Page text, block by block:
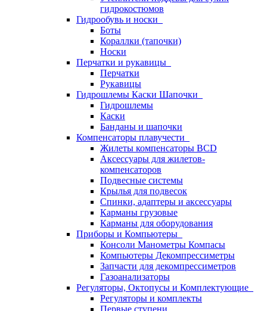
гидрокостюмов
Гидрообувь и носки
Боты
Кораллки (тапочки)
Носки
Перчатки и рукавицы
Перчатки
Рукавицы
Гидрошлемы Каски Шапочки
Гидрошлемы
Каски
Банданы и шапочки
Компенсаторы плавучести
Жилеты компенсаторы BCD
Аксессуары для жилетов-
компенсаторов
Подвесные системы
Крылья для подвесок
Спинки, адаптеры и аксессуары
Карманы грузовые
Карманы для оборудования
Приборы и Компьютеры
Консоли Манометры Компасы
Компьютеры Декомпрессиметры
Запчасти для декомпрессиметров
Газоанализаторы
Регуляторы, Октопусы и Комплектующие
Регуляторы и комплекты
Первые ступени